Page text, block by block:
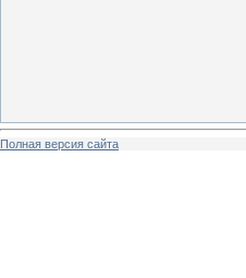
Полная версия сайта